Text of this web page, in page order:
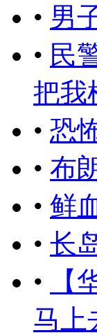
• 男
• 民
把我
• 恐
• 布
• 鲜
• 长
•
马上